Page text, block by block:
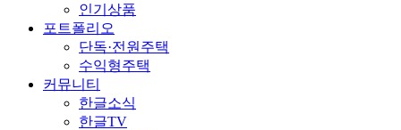
인기상품
포트폴리오
단독·전원주택
수익형주택
커뮤니티
한글소식
한글TV